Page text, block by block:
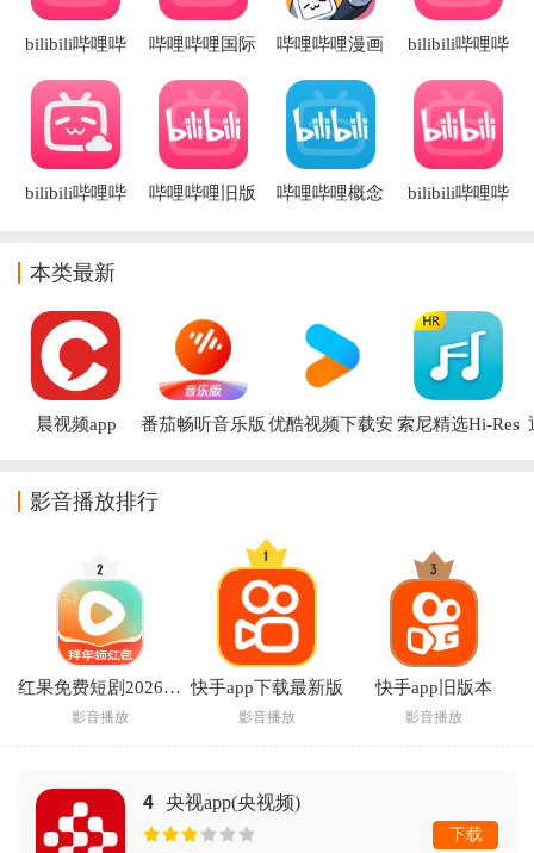
bilibili哔哩哔
哔哩哔哩国际
哔哩哔哩漫画
装
bilibili哔哩哔
包
bilibili哔哩哔
电视)
哔哩哔哩旧版
哔哩哔哩概念
bilibili哔哩哔
本类最新
晨视频app
番茄畅听音乐版 优酷视频下载安 索尼精选Hi-Res
影音播放排行
红果免费短剧2026最新版
影音播放
快手app下载最新版
影音播放
快手app旧版本
影音播放
4 央视app(央视频)
下载